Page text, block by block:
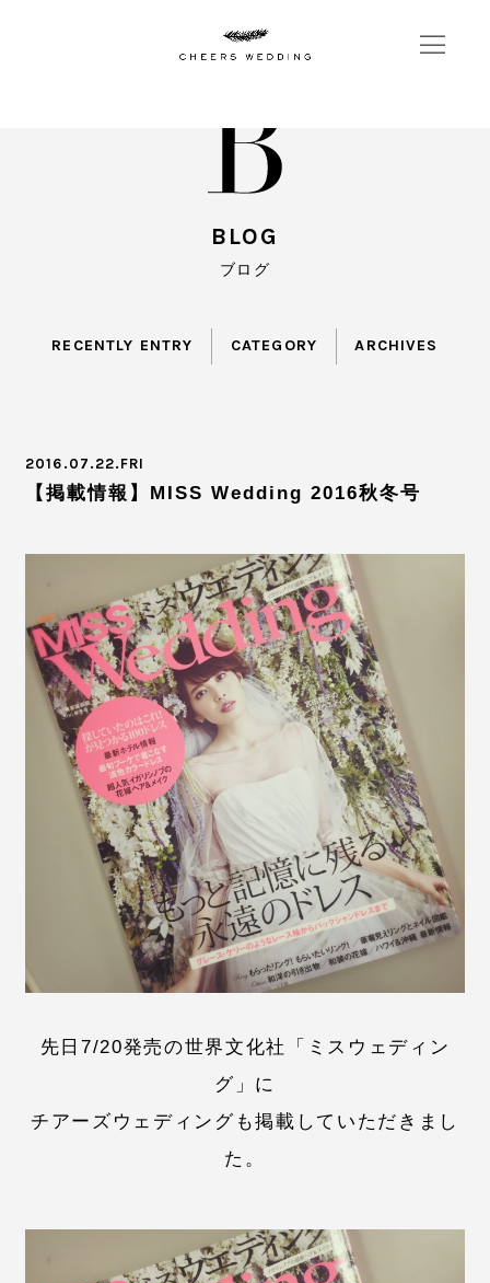
BLOG
ブログ
RECENTLY ENTRY CATEGORY ARCHIVES
2016.07.22.FRI
【掲載情報】MISS Wedding 2016秋冬号
先日7/20発売の世界文化社「ミスウェディン
グ」に
チアーズウェディングも掲載していただきまし
た。